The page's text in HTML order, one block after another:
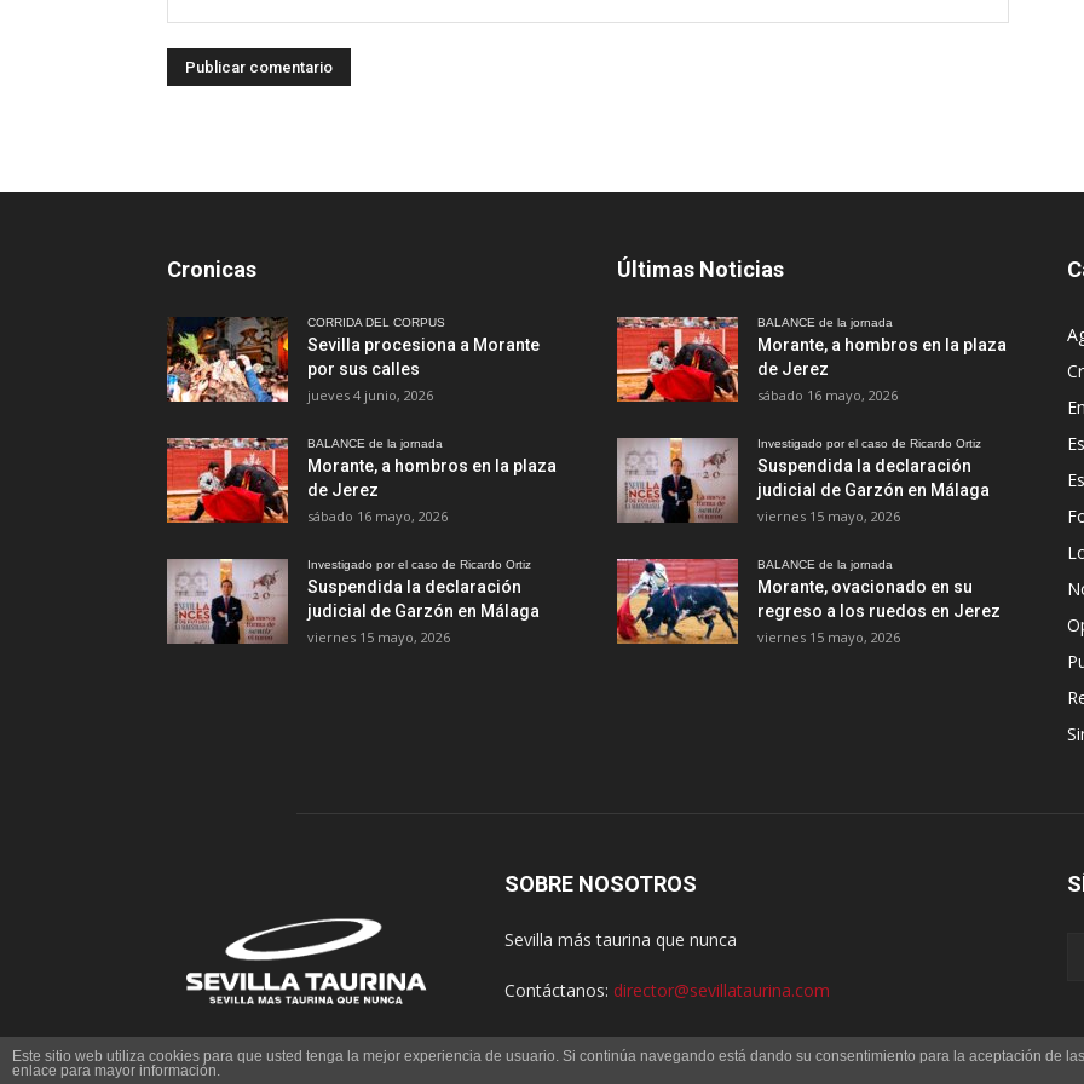
Cronicas
CORRIDA DEL CORPUS
Sevilla procesiona a Morante
por sus calles
jueves 4 junio, 2026
BALANCE de la jornada
Morante, a hombros en la plaza
de Jerez
sábado 16 mayo, 2026
Investigado por el caso de Ricardo Ortiz
Suspendida la declaración
judicial de Garzón en Málaga
viernes 15 mayo, 2026
Últimas Noticias
BALANCE de la jornada
Morante, a hombros en la plaza
de Jerez
sábado 16 mayo, 2026
Investigado por el caso de Ricardo Ortiz
Suspendida la declaración
judicial de Garzón en Málaga
viernes 15 mayo, 2026
BALANCE de la jornada
Morante, ovacionado en su
regreso a los ruedos en Jerez
viernes 15 mayo, 2026
SOBRE NOSOTROS
Sevilla más taurina que nunca
Contáctanos: director@sevillataurina.com
Este sitio web utiliza cookies para que usted tenga la mejor experiencia de usuario. Si continúa navegando está dando su consentimiento para la aceptación de
enlace para mayor información.